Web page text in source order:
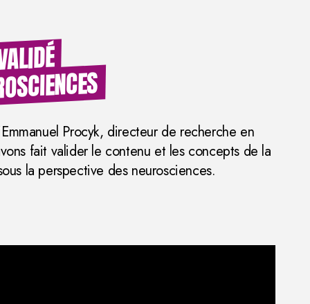
Procyk, directeur de recherche en
fait valider le contenu et les concepts de la
la perspective des neurosciences.